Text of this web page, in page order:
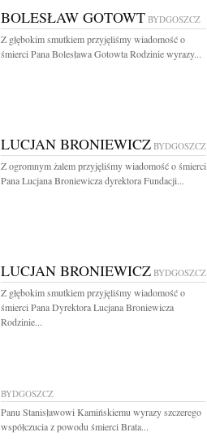
BOLESŁAW GOTOWT BYDGOSZCZ
Z głębokim smutkiem przyjęliśmy wiadomość o
śmierci Pana Bolesława Gotowta Rodzinie wyrazy...
LUCJAN BRONIEWICZ BYDGOSZCZ
Z ogromnym żalem przyjęliśmy wiadomość o śmierci
Pana Lucjana Broniewicza dyrektora Fundacji...
LUCJAN BRONIEWICZ BYDGOSZCZ
Z głębokim smutkiem przyjęliśmy wiadomość o
śmierci Pana Dyrektora Lucjana Broniewicza
Rodzinie...
BYDGOSZCZ
Panu Stanisławowi Kamińskiemu wyrazy szczerego
współczucia z powodu śmierci Brata...